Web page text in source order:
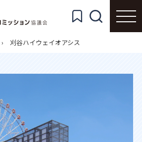
刈谷ハイウェイオアシス